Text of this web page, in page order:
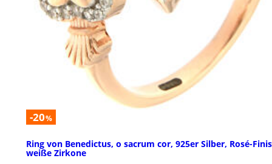
-20%
Ring von Benedictus, o sacrum cor, 925er Silber, Rosé-
weiße Zirkone